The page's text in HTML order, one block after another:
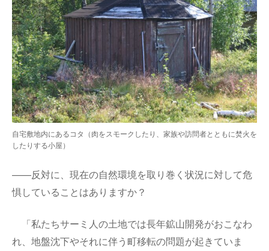
自宅敷地内にあるコタ（肉をスモークしたり、家族や訪問者とともに焚火を
したりする小屋）
——反対に、現在の自然環境を取り巻く状況に対して危
惧していることはありますか？
「私たちサーミ人の土地では長年鉱山開発がおこなわ
れ、地盤沈下やそれに伴う町移転の問題が起きていま